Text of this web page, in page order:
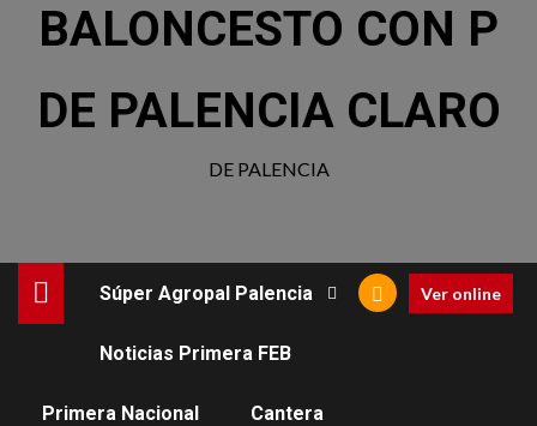
BALONCESTO CON P
DE PALENCIA CLARO
DE PALENCIA
Súper Agropal Palencia
Noticias Primera FEB
Primera Nacional Cantera
Ver online